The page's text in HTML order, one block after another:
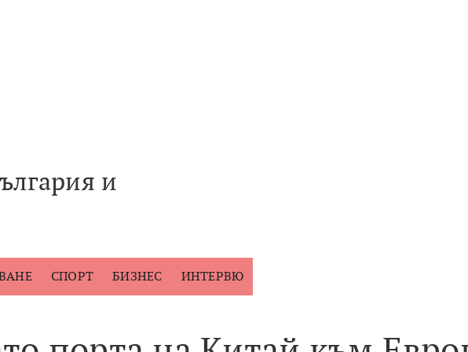
и
СПОРТ БИЗНЕС ИНТЕРВЮ